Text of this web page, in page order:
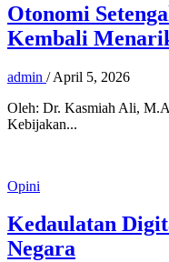
Otonomi
Kembali
admin / April 5, 2026
Oleh: Dr. Kasmiah Ali,
Kebijakan...
Opini
Kedaulatan
Negara